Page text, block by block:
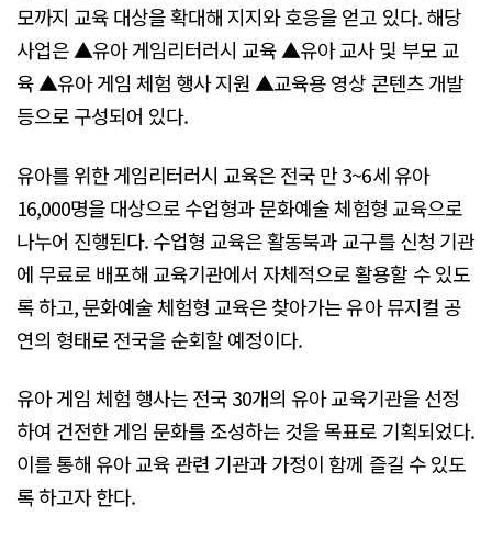
모까지 교육 대상을 확대해 지지와 호응을 얻고 있다. 해당
사업은 ▲유아 게임리터러시 교육 ▲유아 교사 및 부모 교
육 ▲유아 게임 체험 행사 지원 ▲교육용 영상 콘텐츠 개발
등으로 구성되어 있다.
유아를 위한 게임리터러시 교육은 전국 만 3~6세 유아
16,000명을 대상으로 수업형과 문화예술 체험형 교육으로
나누어 진행된다. 수업형 교육은 활동북과 교구를 신청 기관
에 무료로 배포해 교육기관에서 자체적으로 활용할 수 있도
록 하고, 문화예술 체험형 교육은 찾아가는 유아 뮤지컬 공
연의 형태로 전국을 순회할 예정이다.
유아 게임 체험 행사는 전국 30개의 유아 교육기관을 선정
하여 건전한 게임 문화를 조성하는 것을 목표로 기획되었다.
이를 통해 유아 교육 관련 기관과 가정이 함께 즐길 수 있도
록 하고자 한다.